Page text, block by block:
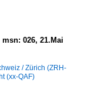
026, 21.Mai
/ Zürich (ZRH-
(xx-QAF)